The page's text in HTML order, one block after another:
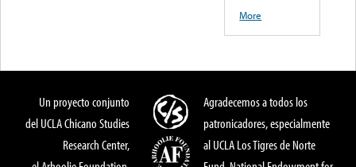
More
Un proyecto conjunto
del UCLA Chicano Studies
Research Center,
Agradecemos a todos los
patronicadores, especialmente
al UCLA Los Tigres de Norte